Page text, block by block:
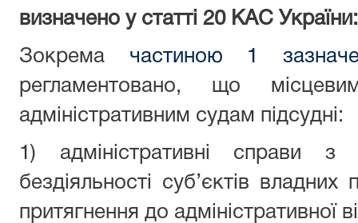
визначено у статті 20 КАС України:
Зокрема частиною 1
регламентовано, що
адміністративним судам підсудні:
1) адміністративні справи
бездіяльності суб’єктів
притягнення до адміністративної